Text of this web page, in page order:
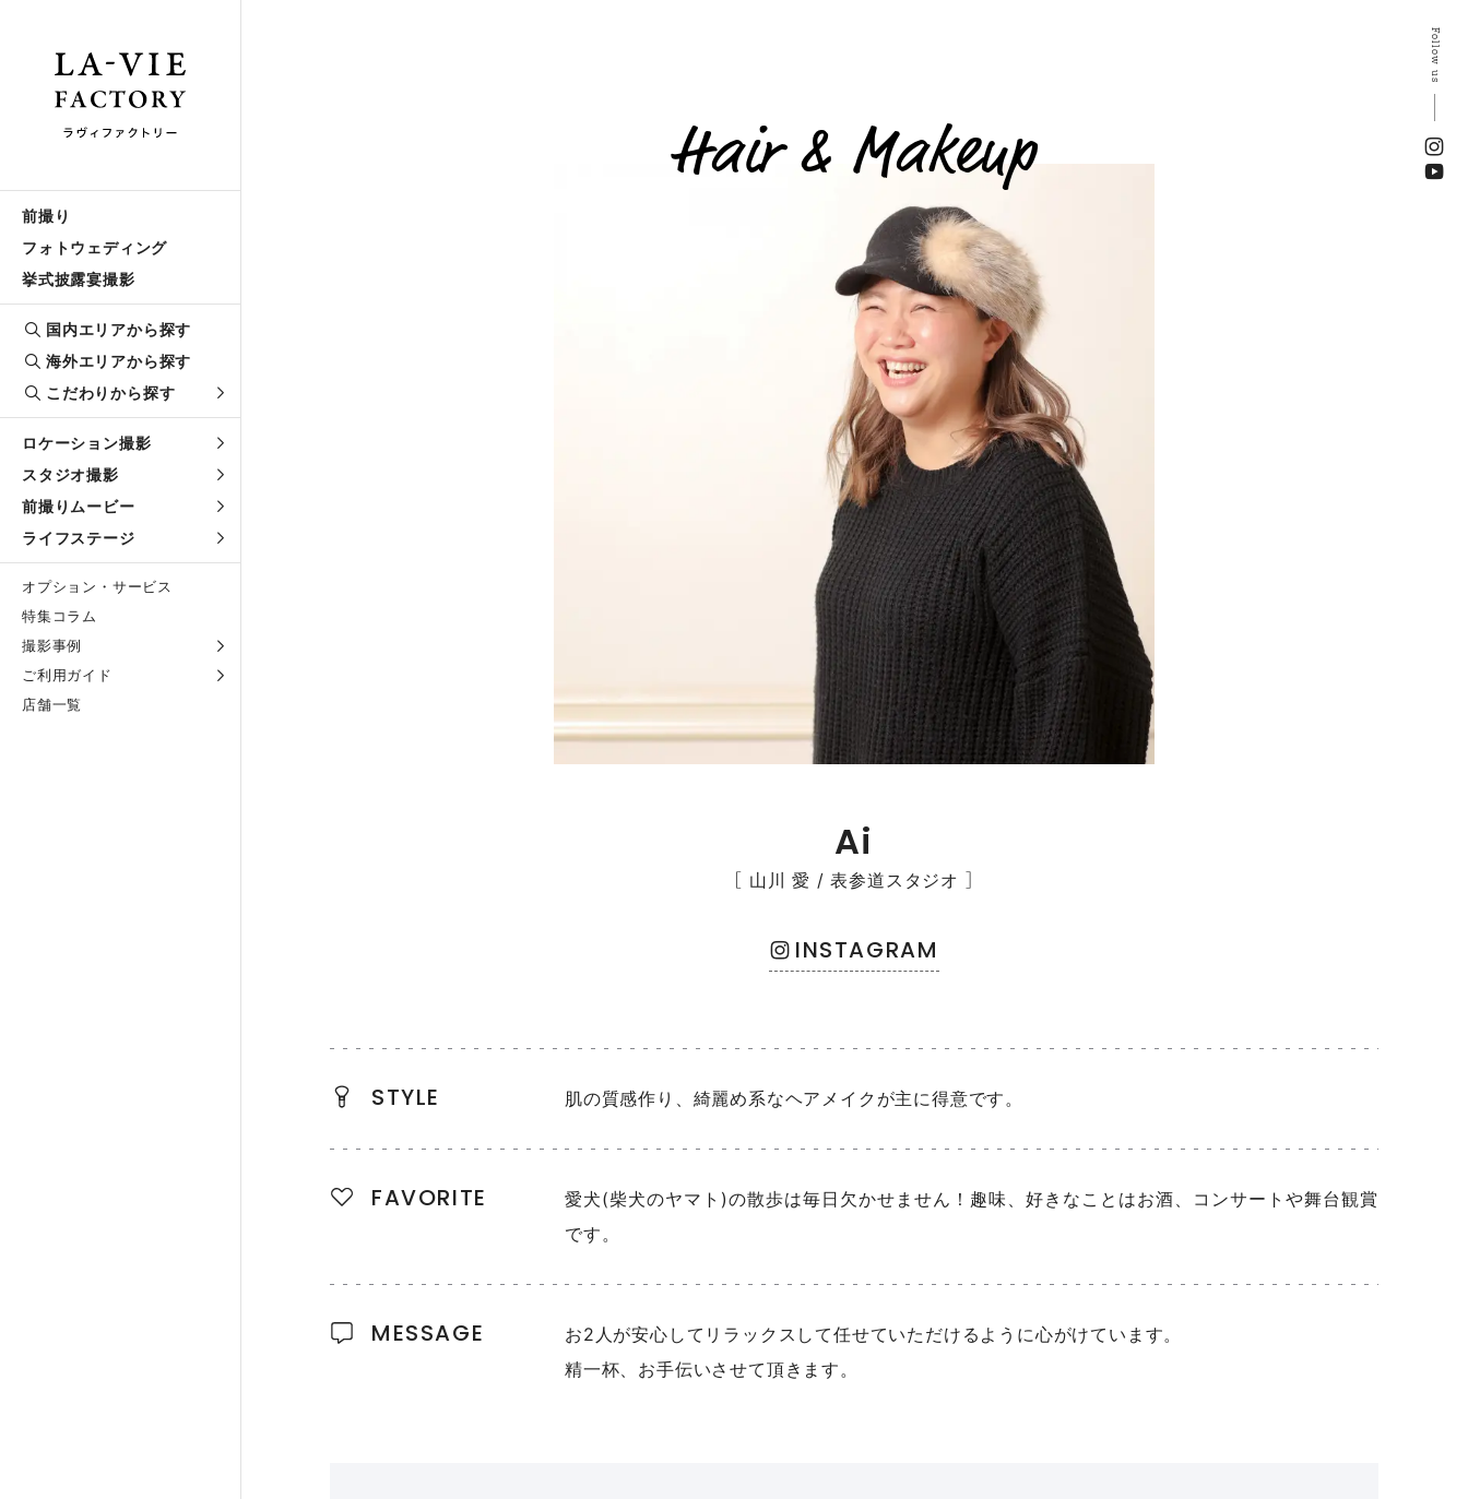
前撮り
フォトウェディング
挙式披露宴撮影
国内エリアから探す
海外エリアから探す
こだわりから探す
ロケーション撮影
スタジオ撮影
前撮りムービー
ライフステージ
オプション・サービス
特集コラム
撮影事例
ご利用ガイド
店舗一覧
Hair & Makeup
Ai
［ 山川 愛 / 表参道スタジオ ］
INSTAGRAM
STYLE 肌の質感作り、綺麗め系なヘアメイクが主に得意です。
FAVORITE
愛犬(柴犬のヤマト)の散歩は毎日欠かせません！趣味、好きなことはお酒、コンサートや舞台観賞
です。
MESSAGE
お2人が安心してリラックスして任せていただけるように心がけています。
精一杯、お手伝いさせて頂きます。
Follow us